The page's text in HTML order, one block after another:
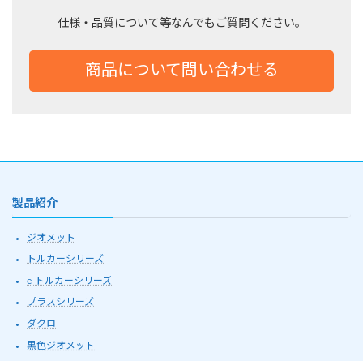
仕様・品質について等なんでもご質問ください。
商品について問い合わせる
製品紹介
ジオメット
トルカーシリーズ
e-トルカーシリーズ
プラスシリーズ
ダクロ
黒色ジオメット